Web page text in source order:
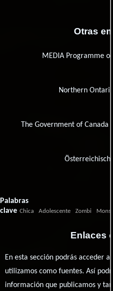
Otras
MEDIA Programme of
Northern
The Government of Canada
Palabras
clave Chica Adolescente Zombi
Enlaces
En esta sección podrás acceder a
utilizamos como fuentes. Así
información que publicamos y